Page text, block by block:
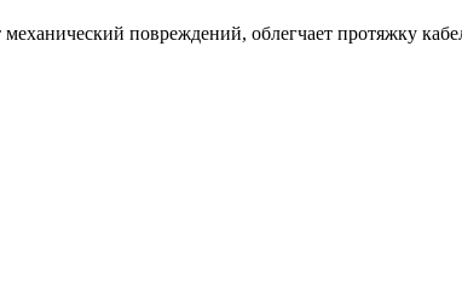
повреждений, облегчает протяжку